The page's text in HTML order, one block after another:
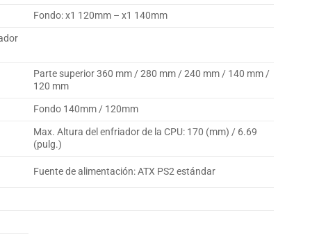
Fondo: x1 120mm – x1 140mm
Parte superior 360 mm / 280 mm / 240 mm / 140 mm /
120 mm
Fondo 140mm / 120mm
Max. Altura del enfriador de la CPU: 170 (mm) / 6.69
(pulg.)
Fuente de alimentación: ATX PS2 estándar